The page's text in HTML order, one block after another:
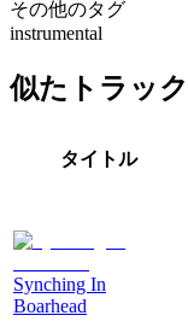
その他のタグ
instrumental
似たトラック
タイトル
Synching In
Boarhead